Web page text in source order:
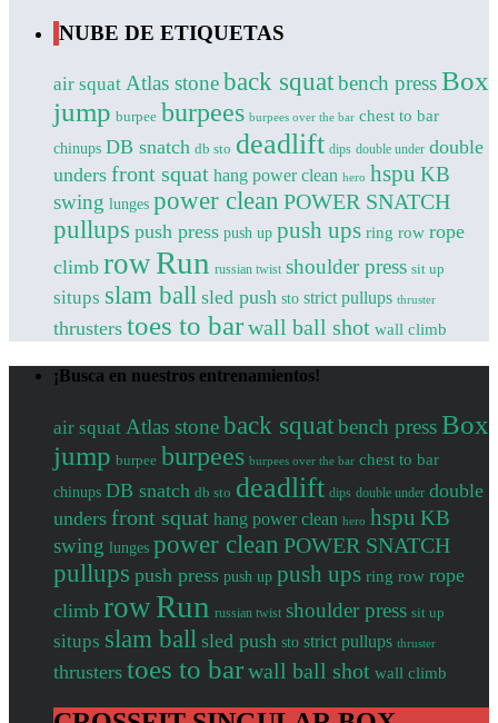
NUBE DE ETIQUETAS
air squat Atlas stoneback squat bench press Box
jump burpee burpees burpees over the bar chest to bar
chinups DB snatch db sto deadlift dips double under double
unders front squat hang power clean hero hspu KB
swing lunges power clean POWER SNATCH
pullups push press push up push ups ring row rope
climb rowRun russian twist shoulder press sit up
situps slam ball sled push sto strict pullups thruster
thrusters toes to barwall ball shot wall climb
¡Busca en nuestros entrenamientos!
air squat Atlas stoneback squat bench press Box
jump burpee burpees burpees over the bar chest to bar
chinups DB snatch db sto deadlift dips double under double
unders front squat hang power clean hero hspu KB
swing lunges power clean POWER SNATCH
pullups push press push up push ups ring row rope
climb rowRun russian twist shoulder press sit up
situps slam ball sled push sto strict pullups thruster
thrusters toes to barwall ball shot wall climb